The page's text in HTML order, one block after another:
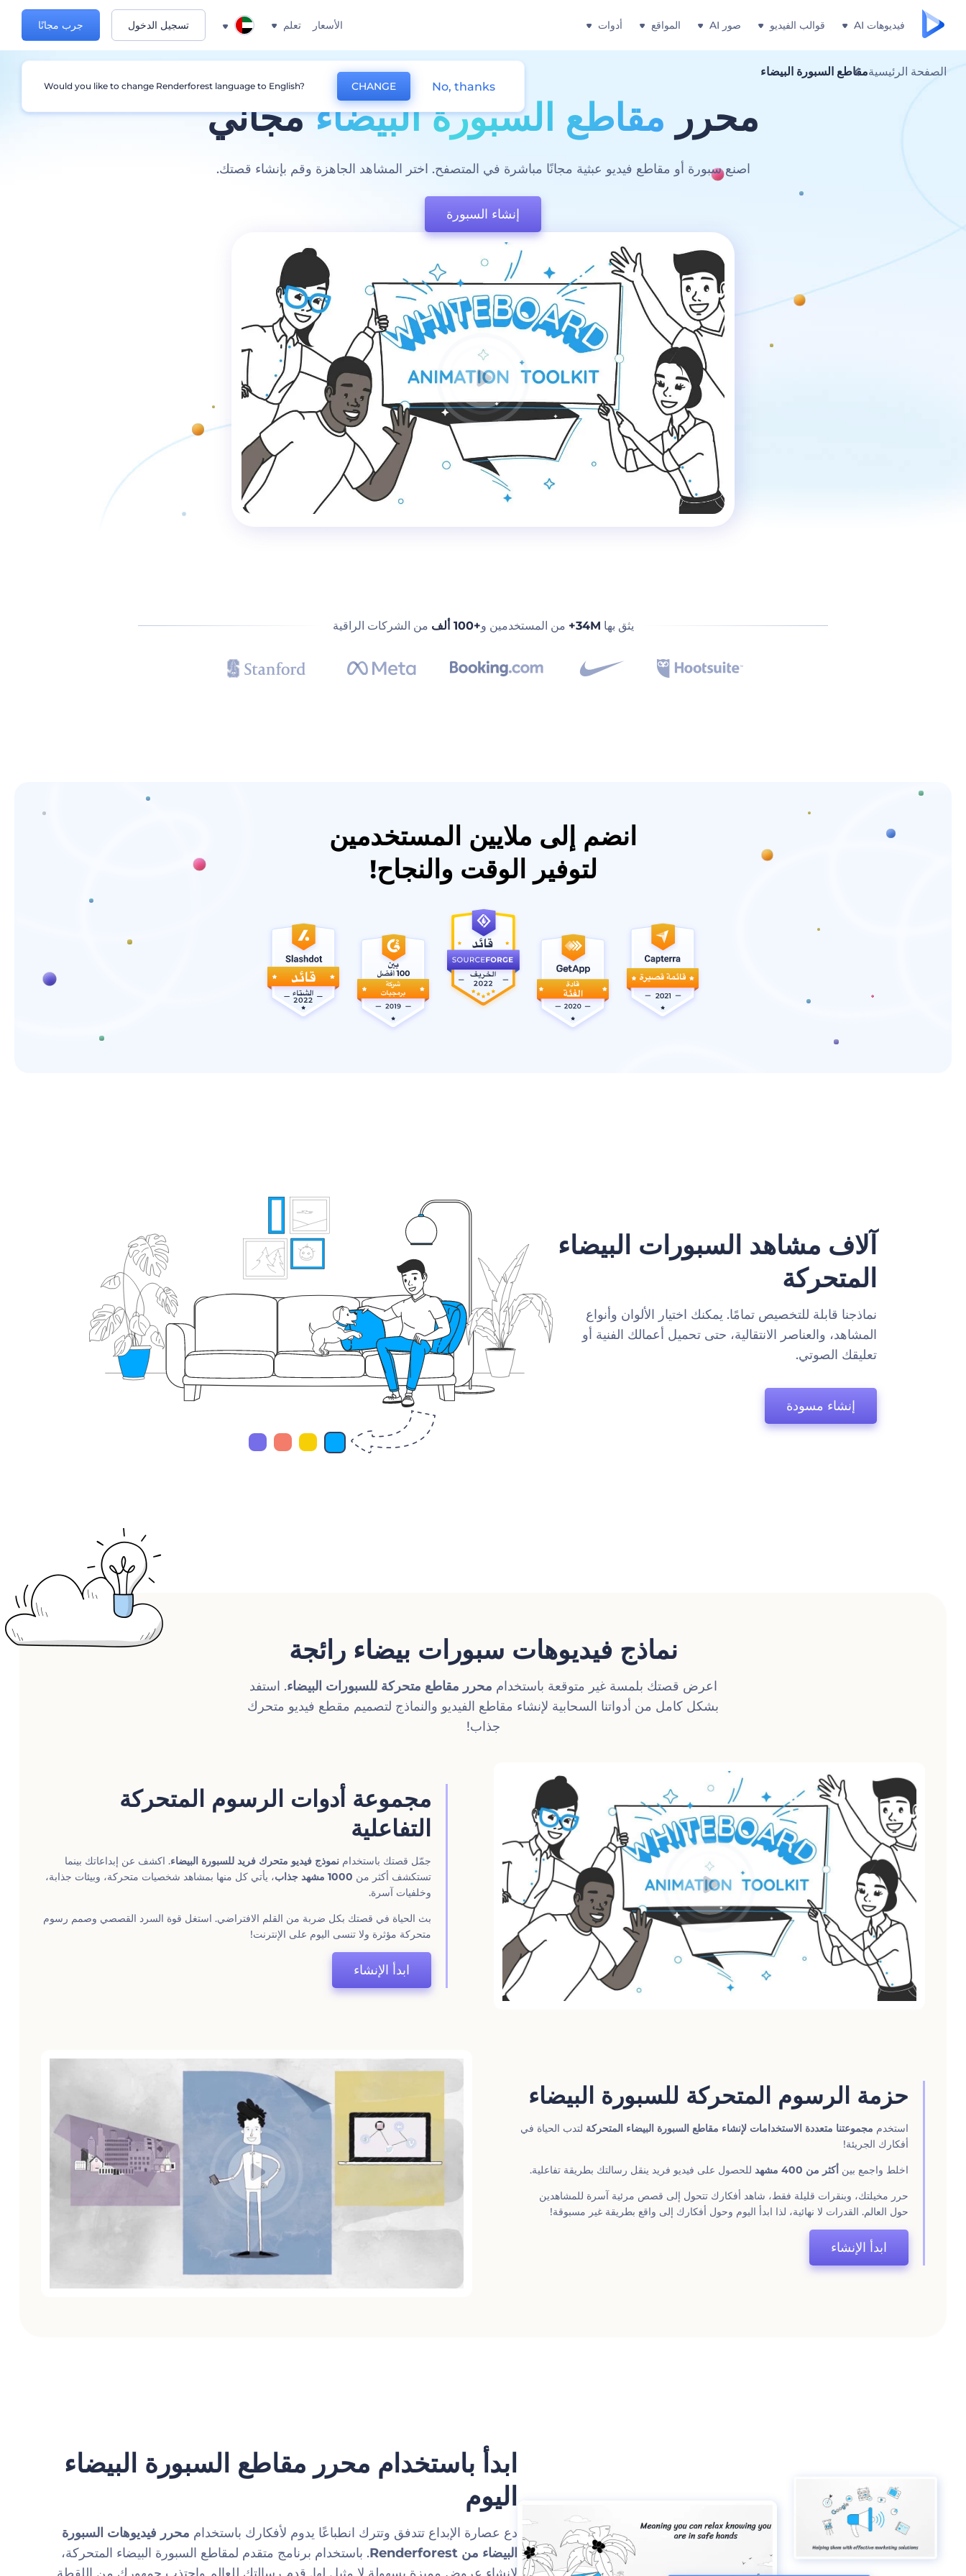
فيديوهات AI قوالب الفيديو صور AI المواقع أدوات الأسعار تعلم تسجيل الدخول جرب مجانًا
الصفحة الرئيسيةمقاطع السبورة البيضاء
محرر مقاطع السبورة البيضاءمجاني
اصنع سبورة أو مقاطع فيديو عبثية مجانًا مباشرة في المتصفح. اختر المشاهد الجاهزة وقم بإنشاء قصتك.
إنشاء السبورة
يثق بها 34M+ من المستخدمين و+100 ألف من الشركات الراقية
انضم إلى ملايين المستخدمين
لتوفير الوقت والنجاح!
آلاف مشاهد السبورات البيضاء
المتحركة
نماذجنا قابلة للتخصيص تمامًا. يمكنك اختيار الألوان وأنواع
المشاهد، والعناصر الانتقالية، حتى تحميل أعمالك الفنية أو
تعليقك الصوتي.
إنشاء مسودة
نماذج فيديوهات سبورات بيضاء رائجة
اعرض قصتك بلمسة غير متوقعة باستخدام محرر مقاطع متحركة للسبورات البيضاء. استفد
بشكل كامل من أدواتنا السحابية لإنشاء مقاطع الفيديو والنماذج لتصميم مقطع فيديو متحرك
جذاب!
مجموعة أدوات الرسوم المتحركة
التفاعلية
جمّل قصتك باستخدام نموذج فيديو متحرك فريد للسبورة البيضاء. اكشف عن إبداعاتك بينما
تستكشف أكثر من 1000 مشهد جذاب
، يأتي كل منها بمشاهد شخصيات متحركة، وبيئات جذابة،
وخلفيات آسرة.
بث الحياة في قصتك بكل ضربة من القلم الافتراضي. استغل قوة السرد القصصي وصمم رسوم
متحركة مؤثرة ولا تنسى اليوم على الإنترنت!
ابدأ الإنشاء
‫حزمة الرسوم المتحركة للسبورة البيضاء‬
استخدم مجموعتنا متعددة الاستخدامات لإنشاء مقاطع السبورة البيضاء المتحركة لتدب الحياة في
أفكارك الجريئة!
اخلط واجمع بين أكثر من 400 مشهد
للحصول على فيديو فريد ينقل رسالتك بطريقة تفاعلية.
حرر مخيلتك، وبنقرات قليلة فقط، شاهد أفكارك تتحول إلى قصص مرئية آسرة للمشاهدين
حول العالم. القدرات لا نهائية، لذا ابدأ اليوم وحول أفكارك إلى واقع بطريقة غير مسبوقة!
ابدأ الإنشاء
ابدأ باستخدام محرر مقاطع السبورة البيضاء
اليوم
دع عصارة الإبداع تتدفق وتترك انطباعًا يدوم لأفكارك باستخدام محرر فيديوهات السبورة
البيضاء من Renderforest
. باستخدام برنامج متقدم لمقاطع السبورة البيضاء المتحركة،
Would you like to change Renderforest language to English? CHANGE No, thanks